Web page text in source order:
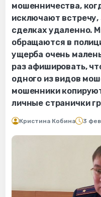
мошенничества,
исключают
сделках удаленно.
обращаются в
ущерба очень
раз афишировать,
одного из видов
мошенники
личные странички
Кристина Кобина 3